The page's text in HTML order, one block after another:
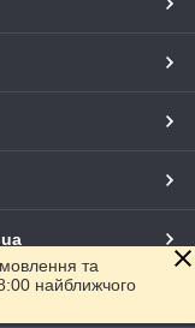
та
найближчого